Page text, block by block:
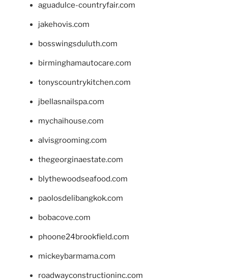
aguadulce-countryfair.com
jakehovis.com
bosswingsduluth.com
birminghamautocare.com
tonyscountrykitchen.com
jbellasnailspa.com
mychaihouse.com
alvisgrooming.com
thegeorginaestate.com
blythewoodseafood.com
paolosdelibangkok.com
bobacove.com
phoone24brookfield.com
mickeybarmama.com
roadwayconstructioninc.com